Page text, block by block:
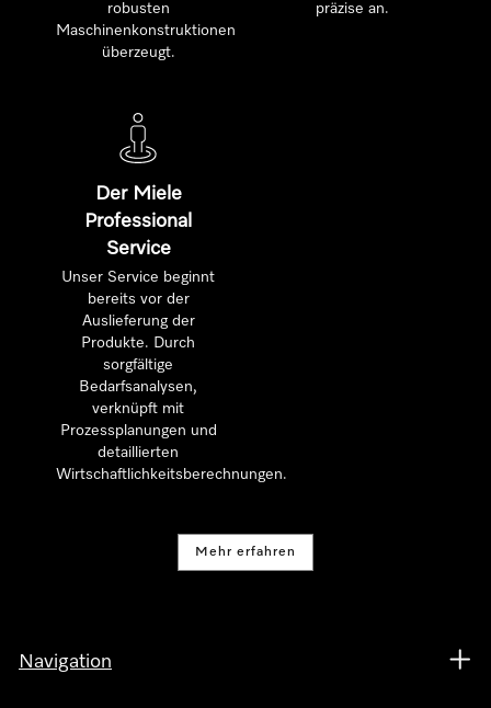
robusten
Maschinenkonstruktionen
überzeugt.
präzise an.
Der Miele
Professional
Service
Unser Service beginnt
bereits vor der
Auslieferung der
Produkte. Durch
sorgfältige
Bedarfsanalysen,
verknüpft mit
Prozessplanungen und
detaillierten
Wirtschaftlichkeitsberechnungen.
Mehr erfahren
Navigation